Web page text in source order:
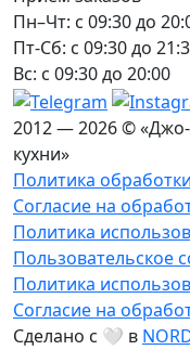
Пн–Чт: с 09:30 до
Пт-Сб: с 09:30 до
Вс: с 09:30 до 20:00
2012 — 2026 ©
кухни»
Политика
Согласие на
Политика
Пользовательское
Политика
Согласие на
Сделано с 🤍 в